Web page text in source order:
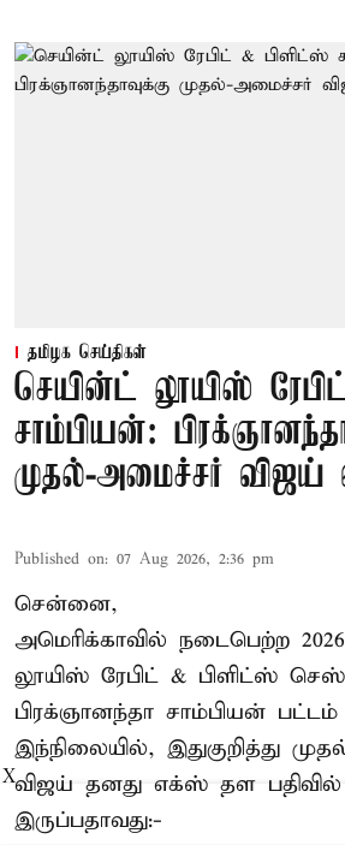
தமிழக செய்திகள்
செயின்ட் லூயிஸ்
சாம்பியன்:
முதல்-அமைச்சர் விஜய்
Published on: 07 Aug 2026, 2:36 pm
சென்னை,
அமெரிக்காவில் நடைபெற்ற
லூயிஸ் ரேபிட் & பிளிட்ஸ்
பிரக்ஞானந்தா சாம்பியன்
இந்நிலையில், இதுகுறித்து
விஜய் தனது எக்ஸ் தள பதிவில்
இருப்பதாவது:-
X